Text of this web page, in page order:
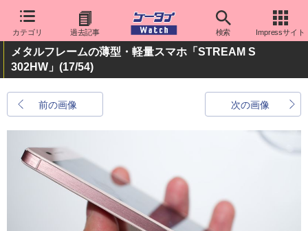
カテゴリ 過去記事 検索 Impressサイト
メタルフレームの薄型・軽量スマホ「STREAM S
302HW」 (17/54)
前の画像 次の画像